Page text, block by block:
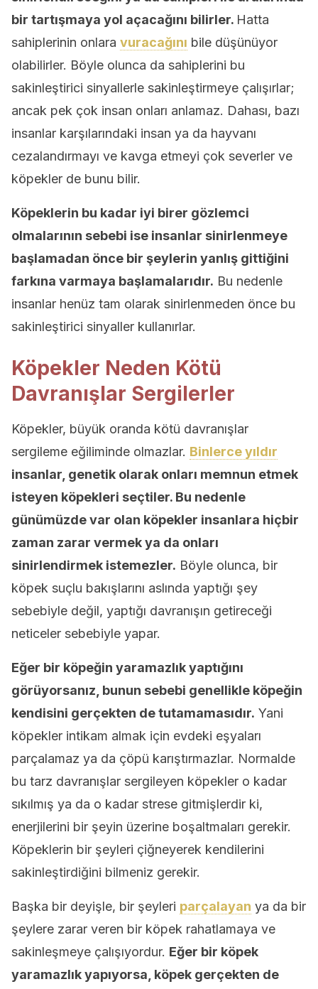
bir tartışmaya yol açacağını bilirler. Hatta
sahiplerinin onlara vuracağını bile düşünüyor
olabilirler. Böyle olunca da sahiplerini bu
sakinleştirici sinyallerle sakinleştirmeye çalışırlar;
ancak pek çok insan onları anlamaz. Dahası, bazı
insanlar karşılarındaki insan ya da hayvanı
cezalandırmayı ve kavga etmeyi çok severler ve
köpekler de bunu bilir.
Köpeklerin bu kadar iyi birer gözlemci
olmalarının sebebi ise insanlar sinirlenmeye
başlamadan önce bir şeylerin yanlış gittiğini
farkına varmaya başlamalarıdır. Bu nedenle
insanlar henüz tam olarak sinirlenmeden önce bu
sakinleştirici sinyaller kullanırlar.
Köpekler Neden Kötü
Davranışlar Sergilerler
Köpekler, büyük oranda kötü davranışlar
sergileme eğiliminde olmazlar. Binlerce yıldır
insanlar, genetik olarak onları memnun etmek
isteyen köpekleri seçtiler. Bu nedenle
günümüzde var olan köpekler insanlara hiçbir
zaman zarar vermek ya da onları
sinirlendirmek istemezler. Böyle olunca, bir
köpek suçlu bakışlarını aslında yaptığı şey
sebebiyle değil, yaptığı davranışın getireceği
neticeler sebebiyle yapar.
Eğer bir köpeğin yaramazlık yaptığını
görüyorsanız, bunun sebebi genellikle köpeğin
kendisini gerçekten de tutamamasıdır. Yani
köpekler intikam almak için evdeki eşyaları
parçalamaz ya da çöpü karıştırmazlar. Normalde
bu tarz davranışlar sergileyen köpekler o kadar
sıkılmış ya da o kadar strese gitmişlerdir ki,
enerjilerini bir şeyin üzerine boşaltmaları gerekir.
Köpeklerin bir şeyleri çiğneyerek kendilerini
sakinleştirdiğini bilmeniz gerekir.
Başka bir deyişle, bir şeyleri parçalayan ya da bir
şeylere zarar veren bir köpek rahatlamaya ve
sakinleşmeye çalışıyordur. Eğer bir köpek
yaramazlık yapıyorsa, köpek gerçekten de